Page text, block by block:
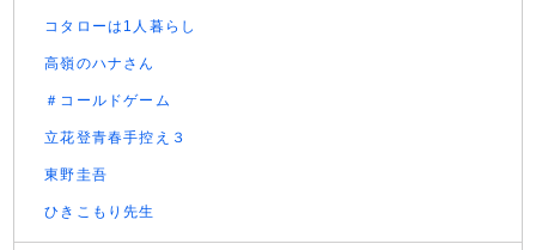
コタローは1人暮らし
高嶺のハナさん
＃コールドゲーム
立花登青春手控え３
東野圭吾
ひきこもり先生